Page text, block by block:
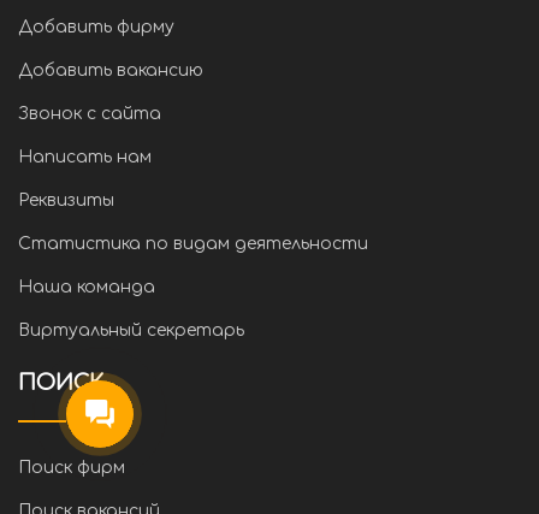
Добавить фирму
Добавить вакансию
Звонок с сайта
Написать нам
Реквизиты
Статистика по видам деятельности
Наша команда
Виртуальный секретарь
ПОИСК
Поиск фирм